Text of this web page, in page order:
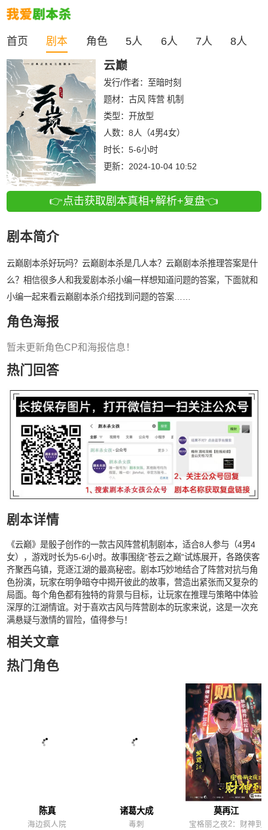
首页 剧本 角色 5人 6人 7人 8人
云巅
发行/作者：
至暗时刻
题材：古风 阵营 机制
类型： 开放型
人数： 8人（4男4女）
时长： 5-6小时
更新： 2024-10-04 10:52
👉点击获取剧本真相+解析+复盘👈
剧本简介
云巅剧本杀好玩吗？云巅剧本杀是几人本？云巅剧本杀推理答案是什
么？相信很多人和我爱剧本杀小编一样想知道问题的答案，下面就和
小编一起来看云巅剧本杀介绍找到问题的答案……
角色海报
暂未更新角色CP和海报信息！
热门回答
剧本详情
《云巅》是骰子创作的一款古风阵营机制剧本，适合8人参与（4男4
女），游戏时长为5-6小时。故事围绕“苍云之巅”试炼展开，各路侠客
齐聚西乌镇，竞逐江湖的最高秘密。剧本巧妙地结合了阵营对抗与角
色扮演，玩家在明争暗夺中揭开彼此的故事，营造出紧张而又复杂的
局面。每个角色都有独特的背景与目标，让玩家在推理与策略中体验
深厚的江湖情谊。对于喜欢古风与阵营剧本的玩家来说，这是一次充
满悬疑与激情的冒险，值得参与！
相关文章
热门角色
陈真
海边疯人院
诸葛大成
毒刺
莫再江
宝格丽之夜2：财神到